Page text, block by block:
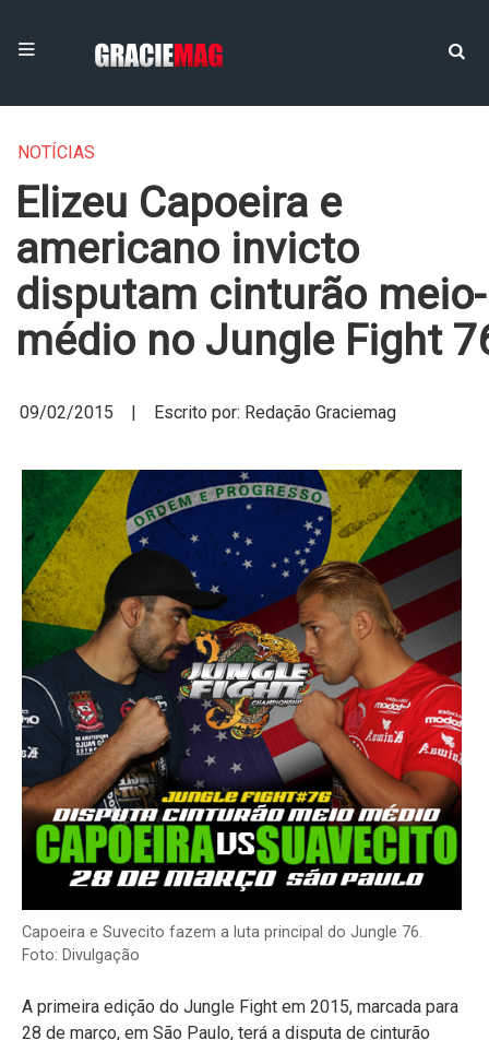
NOTÍCIAS
Elizeu Capoeira e
americano invicto
disputam cinturão meio-
médio no Jungle Fight
09/02/2015 | Escrito por: Redação Graciemag
Capoeira e Suvecito fazem a luta principal do Jungle 76.
Foto: Divulgação
A primeira edição do Jungle Fight em 2015, marcada para
28 de março, em São Paulo, terá a disputa de cinturão